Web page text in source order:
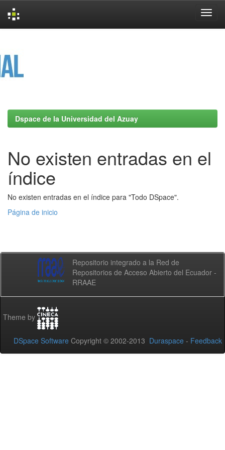
Dspace de la Universidad del Azuay
No existen entradas en el
índice
No existen entradas en el índice para "Todo DSpace".
Página de inicio
Repositorio integrado a la Red de
Repositorios de Acceso Abierto del Ecuador -
RRAAE
Theme by
DSpace Software Copyright © 2002-2013 Duraspace - Feedback